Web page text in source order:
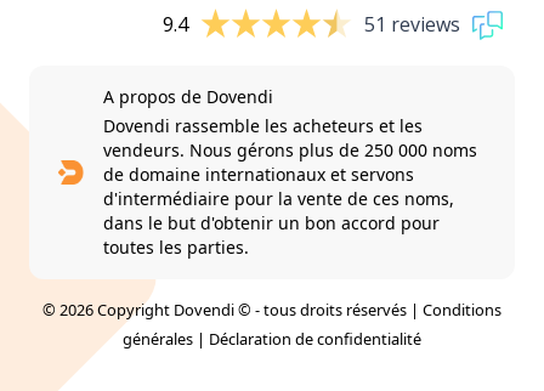
9.4 51 reviews
A propos de Dovendi
Dovendi rassemble les acheteurs et les
vendeurs. Nous gérons plus de 250 000 noms
de domaine internationaux et servons
d'intermédiaire pour la vente de ces noms,
dans le but d'obtenir un bon accord pour
toutes les parties.
© 2026 Copyright Dovendi © - tous droits réservés | Conditions
générales | Déclaration de confidentialité